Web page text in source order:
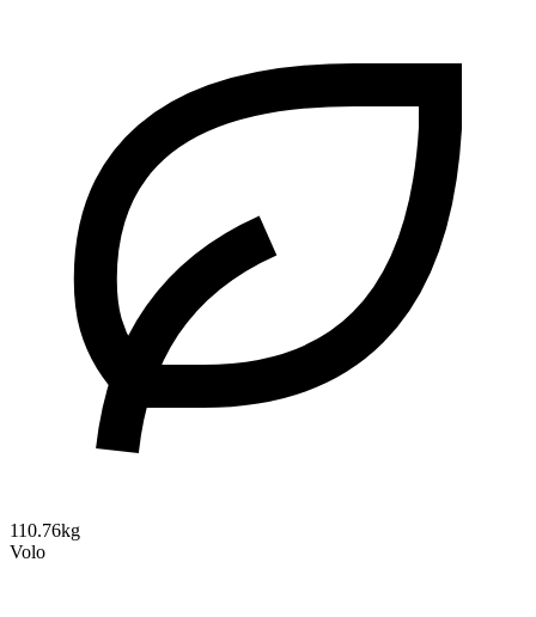
110.76kg
Volo